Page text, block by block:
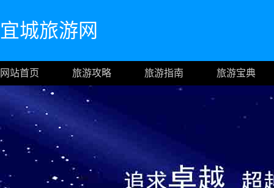
宜城旅游网
网站首页 旅游攻略 旅游指南 旅游宝典